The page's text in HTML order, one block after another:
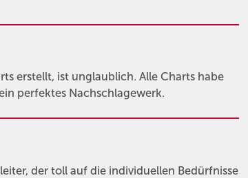
erstellt, ist unglaublich. Alle Charts habe
perfektes Nachschlagewerk.
der toll auf die individuellen Bedürfnisse